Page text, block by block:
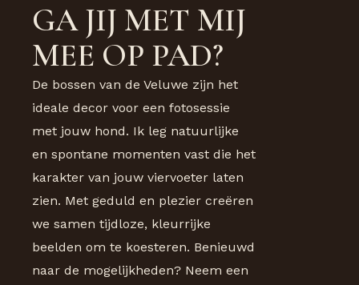
GA JIJ MET MIJ
MEE OP PAD?
De bossen van de Veluwe zijn het
ideale decor voor een fotosessie
met jouw hond. Ik leg natuurlijke
en spontane momenten vast die het
karakter van jouw viervoeter laten
zien. Met geduld en plezier creëren
we samen tijdloze, kleurrijke
beelden om te koesteren. Benieuwd
naar de mogelijkheden? Neem een